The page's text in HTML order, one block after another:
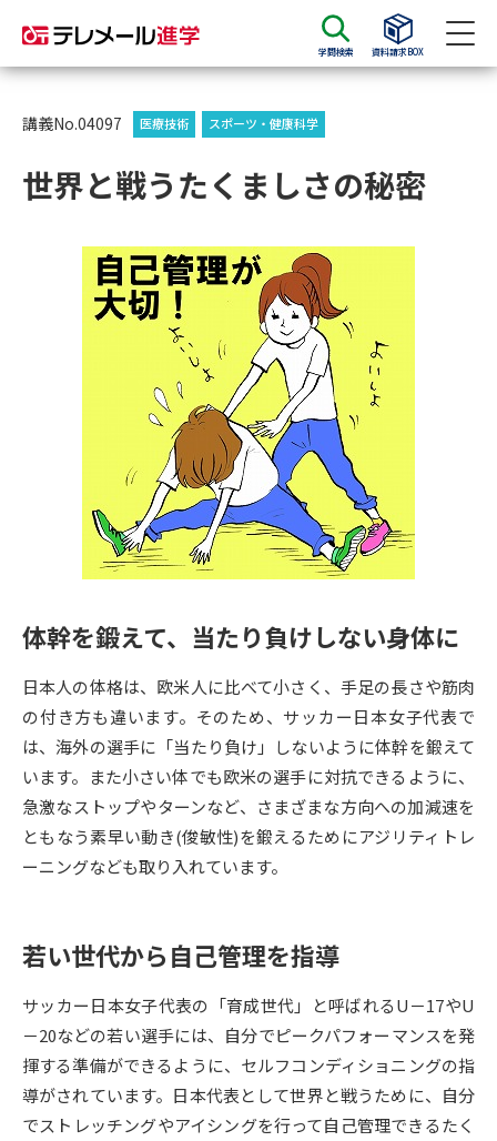
学問検索 資料請求BOX
資料請求
大学・短大の資料種類から請求
学部・学科パンフ
総合型選抜・学校推薦型選抜 募
大学入学共通テスト利用選抜の
募集要項＆願書
大学・短大以外の資料から請求
大学院の資料請求
留学・進学関連、塾・予備校
大学入学共通テスト「受験案
内」の請求
配慮案内」の請求
高等学校卒業程度認定試験
幼稚園教員資格認定試験 小学校教員資格認定試験
試験
大学研究 大学検索
国際・グローバルに強い大学特
データサイエンス特集 奨学金・特待生制度特集
デジタルパンフレット 進路の３択
講義No.04097 医療技術 スポーツ・健康科学
世界と戦うたくましさの秘密
体幹を鍛えて、当たり負けしない身体に
日本人の体格は、欧米人に比べて小さく、手足の長さや筋肉
の付き方も違います。そのため、サッカー日本女子代表で
は、海外の選手に「当たり負け」しないように体幹を鍛えて
います。また小さい体でも欧米の選手に対抗できるように、
急激なストップやターンなど、さまざまな方向への加減速を
ともなう素早い動き(俊敏性)を鍛えるためにアジリティトレ
ーニングなども取り入れています。
若い世代から自己管理を指導
サッカー日本女子代表の「育成世代」と呼ばれるU－17やU
－20などの若い選手には、自分でピークパフォーマンスを発
揮する準備ができるように、セルフコンディショニングの指
導がされています。日本代表として世界と戦うために、自分
でストレッチングやアイシングを行って自己管理できるたく